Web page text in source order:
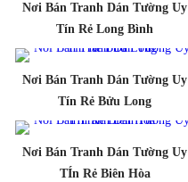
Nơi Bán Tranh Dán Tường Uy
Tín Rẻ Long Bình
Nơi Bán Tranh Dán Tường Uy
Tín Rẻ Bửu Long
Nơi Bán Tranh Dán Tường Uy
TÍn Rẻ Biên Hòa